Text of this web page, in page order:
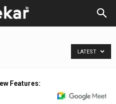
LATEST
Features: